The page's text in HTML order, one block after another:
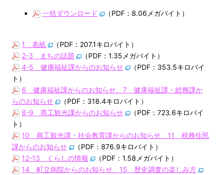
一括ダウンロード （PDF：8.06メガバイト）
1 表紙
（PDF：207.1キロバイト）
2-3 まちの話題
（PDF：1.35メガバイト）
4-5 健康福祉課からのお知らせ
（PDF：353.5キロバイ
ト）
6 健康福祉課からのお知らせ、7 健康福祉課・総務課か
らのお知らせ
（PDF：318.4キロバイト）
8-9 商工観光課からのお知らせ
（PDF：723.6キロバイ
ト）
10 商工観光課・社会教育課からのお知らせ、11 税務住民
課からのお知らせ
（PDF：876.9キロバイト）
12-13 くらしの情報
（PDF：1.58メガバイト）
14 町立病院からのお知らせ、15 歴史調査の楽しみ方